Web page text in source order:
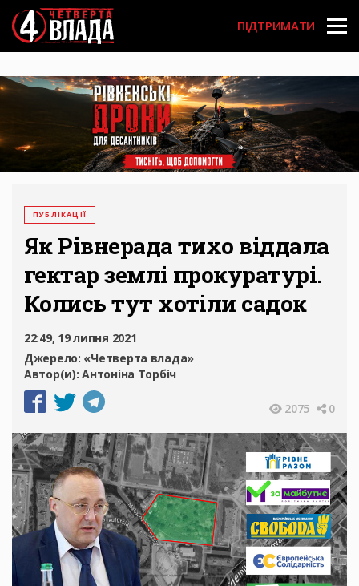
Перейти
до
основного
вмісту
User
account
menu
ПІДТРИМАТИ
ПУБЛІКАЦІЇ
Як Рівнерада тихо віддала
гектар землі прокуратурі.
Колись тут хотіли садок
22:49, 19 липня 2021
Джерело: «Четверта влада»
Автор(и):Антоніна Торбіч
2075 0